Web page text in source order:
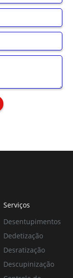
Serviços
Desentupimentos
Dedetização
Desratização
Descupinização